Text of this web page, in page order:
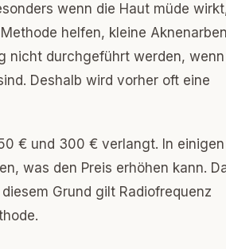
wenn die Haut müde
helfen, kleine
nicht durchgeführt werden,
Deshalb wird vorher oft eine
€ und 300 € verlangt. In
was den Preis erhöhen kann.
Grund gilt Radiofrequenz